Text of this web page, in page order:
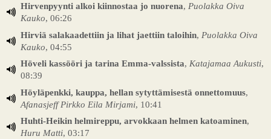
Hirvenpyynti alkoi kiinnostaa jo nuorena, Puolakka Oiva
Kauko, 06:26
Hirviä salakaadettiin ja lihat jaettiin taloihin, Puolakka Oiva
Kauko, 04:55
Höveli kassööri ja tarina Emma-valssista, Katajamaa Aukusti,
08:39
Höyläpenkki, kauppa, hellan sytyttämisestä onnettomuus,
Afanasjeff Pirkko Eila Mirjami, 10:41
Huhti-Heikin helmireppu, arvokkaan helmen katoaminen,
Huru Matti, 03:17